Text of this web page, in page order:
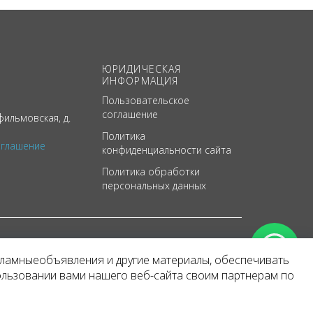
д.
ЮРИДИЧЕСКАЯ
ИНФОРМАЦИЯ
Пользовательское
соглашение
Политика
конфиденциальности сайта
Политика обработки
персональных данных
и другие материалы, обеспечивать
вами нашего веб-сайта своим партнерам по